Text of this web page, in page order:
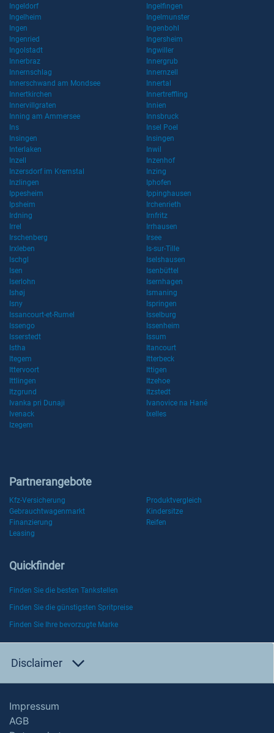
Ingeldorf
Ingelfingen
Ingelheim
Ingelmunster
Ingen
Ingenbohl
Ingenried
Ingersheim
Ingolstadt
Ingwiller
Innerbraz
Innergrub
Innernschlag
Innernzell
Innerschwand am Mondsee
Innertal
Innertkirchen
Innertreffling
Innervillgraten
Innien
Inning am Ammersee
Innsbruck
Ins
Insel Poel
Insingen
Insingen
Interlaken
Inwil
Inzell
Inzenhof
Inzersdorf im Kremstal
Inzing
Inzlingen
Iphofen
Ippesheim
Ippinghausen
Ipsheim
Irchenrieth
Irdning
Irnfritz
Irrel
Irrhausen
Irschenberg
Irsee
Irxleben
Is-sur-Tille
Ischgl
Iselshausen
Isen
Isenbüttel
Iserlohn
Isernhagen
Ishøj
Ismaning
Isny
Ispringen
Issancourt-et-Rumel
Isselburg
Issengo
Issenheim
Isserstedt
Issum
Istha
Itancourt
Itegem
Itterbeck
Ittervoort
Ittigen
Ittlingen
Itzehoe
Itzgrund
Itzstedt
Ivanka pri Dunaji
Ivanovice na Hané
Ivenack
Ixelles
Izegem
Partnerangebote
Kfz-Versicherung
Produktvergleich
Gebrauchtwagenmarkt
Kindersitze
Finanzierung
Reifen
Leasing
Quickfinder
Finden Sie die besten Tankstellen
Finden Sie die günstigsten Spritpreise
Finden Sie Ihre bevorzugte Marke
Disclaimer
Impressum
AGB